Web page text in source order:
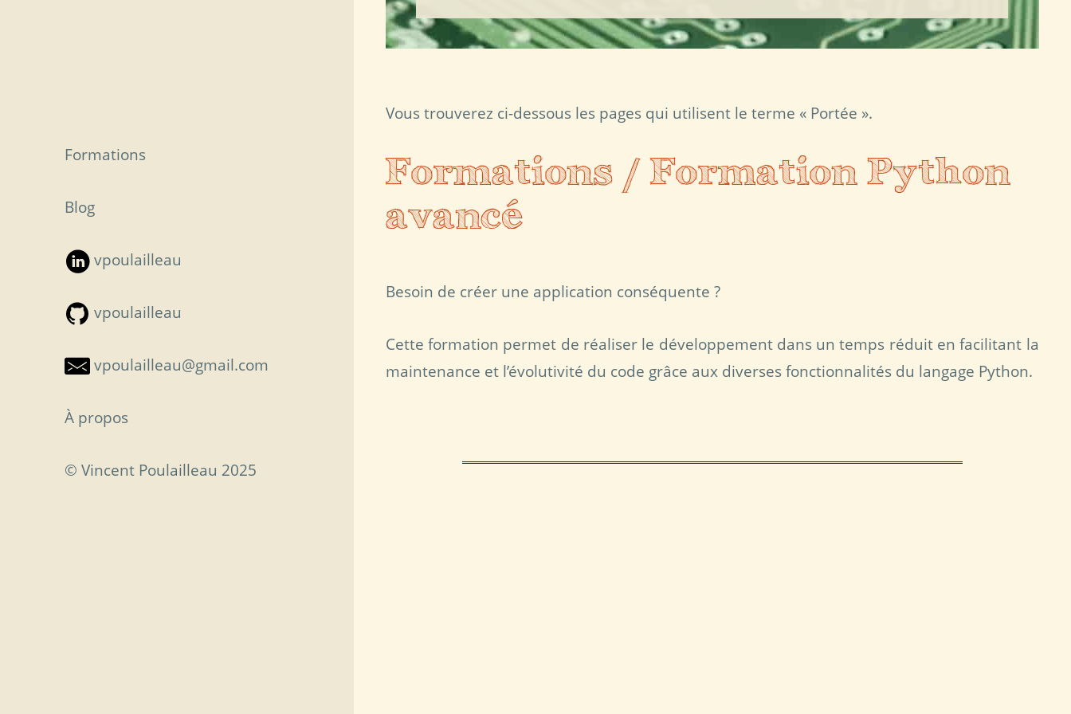
Vous trouverez ci-dessous les pages qui utilisent le terme « Portée ».
Formations / Formation Python
avancé
Besoin de créer une application conséquente ?
Cette formation permet de réaliser le développement dans un temps réduit en facilitant la
maintenance et l’évolutivité du code grâce aux diverses fonctionnalités du langage Python.
Formations
Blog
vpoulailleau
vpoulailleau
vpoulailleau@gmail.com
À propos
© Vincent Poulailleau 2025